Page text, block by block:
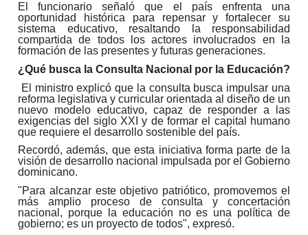
El funcionario señaló que el país enfrenta una
oportunidad histórica para repensar y fortalecer su
sistema educativo, resaltando la responsabilidad
compartida de todos los actores involucrados en la
formación de las presentes y futuras generaciones.
¿Qué busca la Consulta Nacional por la Educación?
El ministro explicó que la consulta busca impulsar una
reforma legislativa y curricular orientada al diseño de un
nuevo modelo educativo, capaz de responder a las
exigencias del siglo XXI y de formar el capital humano
que requiere el desarrollo sostenible del país.
Recordó, además, que esta iniciativa forma parte de la
visión de desarrollo nacional impulsada por el Gobierno
dominicano.
"Para alcanzar este objetivo patriótico, promovemos el
más amplio proceso de consulta y concertación
nacional, porque la educación no es una política de
gobierno; es un proyecto de todos", expresó.